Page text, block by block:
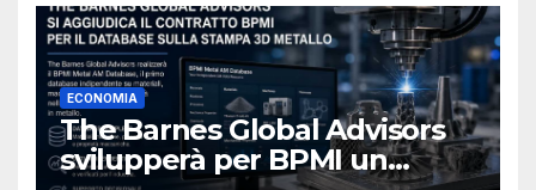
ECONOMIA
The Barnes Global Advisors
svilupperà per BPMI un